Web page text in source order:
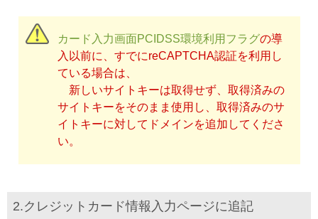
カード入力画面PCIDSS環境利用フラグの導
入以前に、すでにreCAPTCHA認証を利用し
ている場合は、
新しいサイトキーは取得せず、取得済みの
サイトキーをそのまま使用し、取得済みのサ
イトキーに対してドメインを追加してくださ
い。
2.クレジットカード情報入力ページに追記